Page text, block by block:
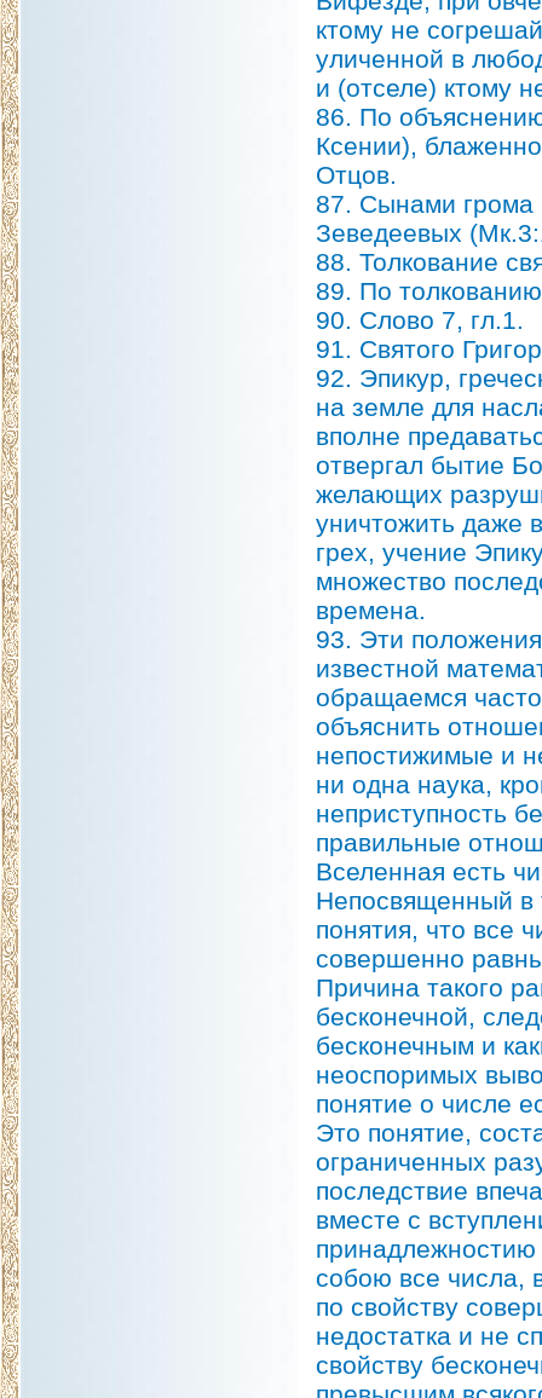
ктому не
уличенной в
и (отселе) ктому
86. По
Ксении),
Отцов.
87. Сынами грома
Зеведеевых
88. Толкование
89. По
90. Слово 7, гл.1.
91. Святого
92. Эпикур,
на земле для
вполне
отвергал бытие
желающих
уничтожить даже
грех, учение
множество
времена.
93. Эти
известной
обращаемся
объяснить
непостижимые и
ни одна наука,
неприступность
правильные
Вселенная есть
Непосвященный в
понятия, что все
совершенно
Причина такого
бесконечной,
бесконечным и
неоспоримых
понятие о числе
Это понятие,
ограниченных
последствие
вместе с
принадлежностию
собою все числа,
по свойству
недостатка и не
свойству